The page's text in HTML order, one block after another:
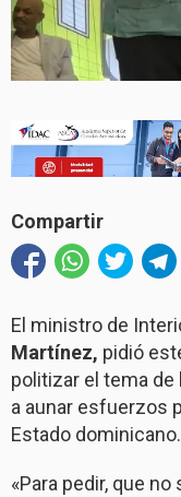
Compartir
El ministro de
Martínez, pidió
politizar el tema de
a aunar esfuerzos
Estado dominicano.
«Para pedir, que